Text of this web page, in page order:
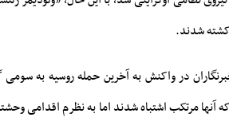
در واکنش به آخرین حمله روسیه به
آنها مرتکب اشتباه شدند اما به نظرم اقدامی